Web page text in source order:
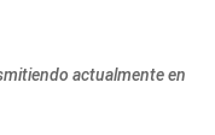
actualmente en